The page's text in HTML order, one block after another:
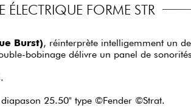
ÉLECTRIQUE FORME STR
Burst), réinterprète intelligemment un
bobinage délivre un panel de
25.50" type ©Fender ©Strat.